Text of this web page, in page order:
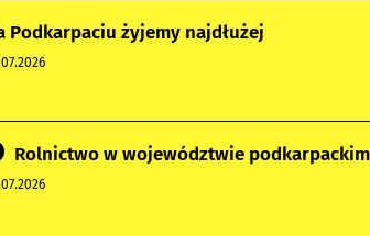
Podkarpaciu żyjemy najdłużej
Rolnictwo w województwie